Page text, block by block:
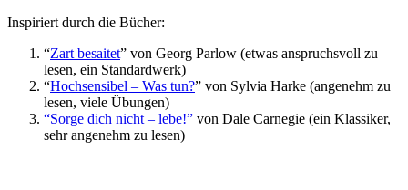
Inspiriert durch die Bücher:
“Zart besaitet” von Georg Parlow (etwas anspruchsvoll zu
lesen, ein Standardwerk)
“Hochsensibel – Was tun?” von Sylvia Harke (angenehm zu
lesen, viele Übungen)
“Sorge dich nicht – lebe!” von Dale Carnegie (ein Klassiker,
sehr angenehm zu lesen)